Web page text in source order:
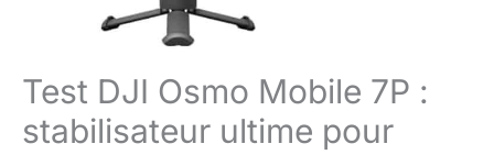
Test DJI Osmo Mobile 7P :
stabilisateur ultime pour